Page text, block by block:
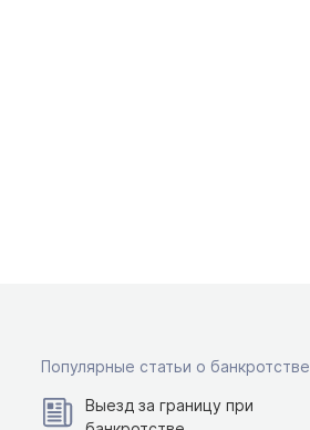
Популярные статьи о банкротстве
Выезд за границу при